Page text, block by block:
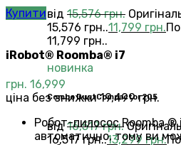
від 15,576грн.
15,576 грн..11,799 грн.
11,799 грн..
новинка
Combo DustCompactor 205
від16,517грн.
16,517 грн..13,299 грн.
Купити
iRobot® Roomba® i7
грн. 16,999
ціна без знижки 19,499 грн.
Робот-пилосос Roomba ®
автоматично, тому ви